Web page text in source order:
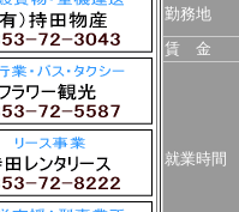
勤務地
賃 金
就業時間